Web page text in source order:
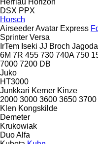
DSX PPX
Horsch
AirseederAvatar Express
Sprinter Versa
IrTem Iseki JJ Broch Jagoda
6M 7R 455 730 740A 750
7000 7200 DB
Juko
HT3000
Junkkari Kerner Kinze
2000 3000 3600 3650 3700
Klen Kongskilde
Demeter
Krukowiak
Duo Alfa